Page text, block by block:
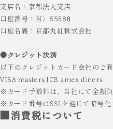
支店名：京都法人支店
口座番号：当）55588
口座名義：京都丸紅株式会社
●クレジット決済
以下のクレジットカード会社のご
VISA masters JCB amex diners
※カード手数料は、当社にて全額負
※カード番号はSSLを通じて暗号化
■消費税について